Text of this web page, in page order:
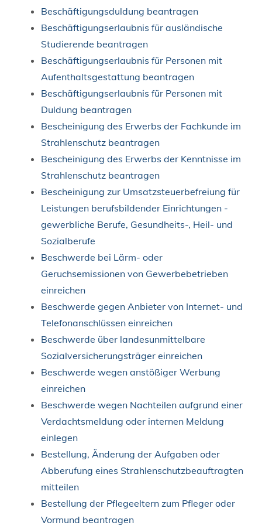
Beschäftigungsduldung beantragen
Beschäftigungserlaubnis für ausländische
Studierende beantragen
Beschäftigungserlaubnis für Personen mit
Aufenthaltsgestattung beantragen
Beschäftigungserlaubnis für Personen mit
Duldung beantragen
Bescheinigung des Erwerbs der Fachkunde im
Strahlenschutz beantragen
Bescheinigung des Erwerbs der Kenntnisse im
Strahlenschutz beantragen
Bescheinigung zur Umsatzsteuerbefreiung für
Leistungen berufsbildender Einrichtungen -
gewerbliche Berufe, Gesundheits-, Heil- und
Sozialberufe
Beschwerde bei Lärm- oder
Geruchsemissionen von Gewerbebetrieben
einreichen
Beschwerde gegen Anbieter von Internet- und
Telefonanschlüssen einreichen
Beschwerde über landesunmittelbare
Sozialversicherungsträger einreichen
Beschwerde wegen anstößiger Werbung
einreichen
Beschwerde wegen Nachteilen aufgrund einer
Verdachtsmeldung oder internen Meldung
einlegen
Bestellung, Änderung der Aufgaben oder
Abberufung eines Strahlenschutzbeauftragten
mitteilen
Bestellung der Pflegeeltern zum Pfleger oder
Vormund beantragen